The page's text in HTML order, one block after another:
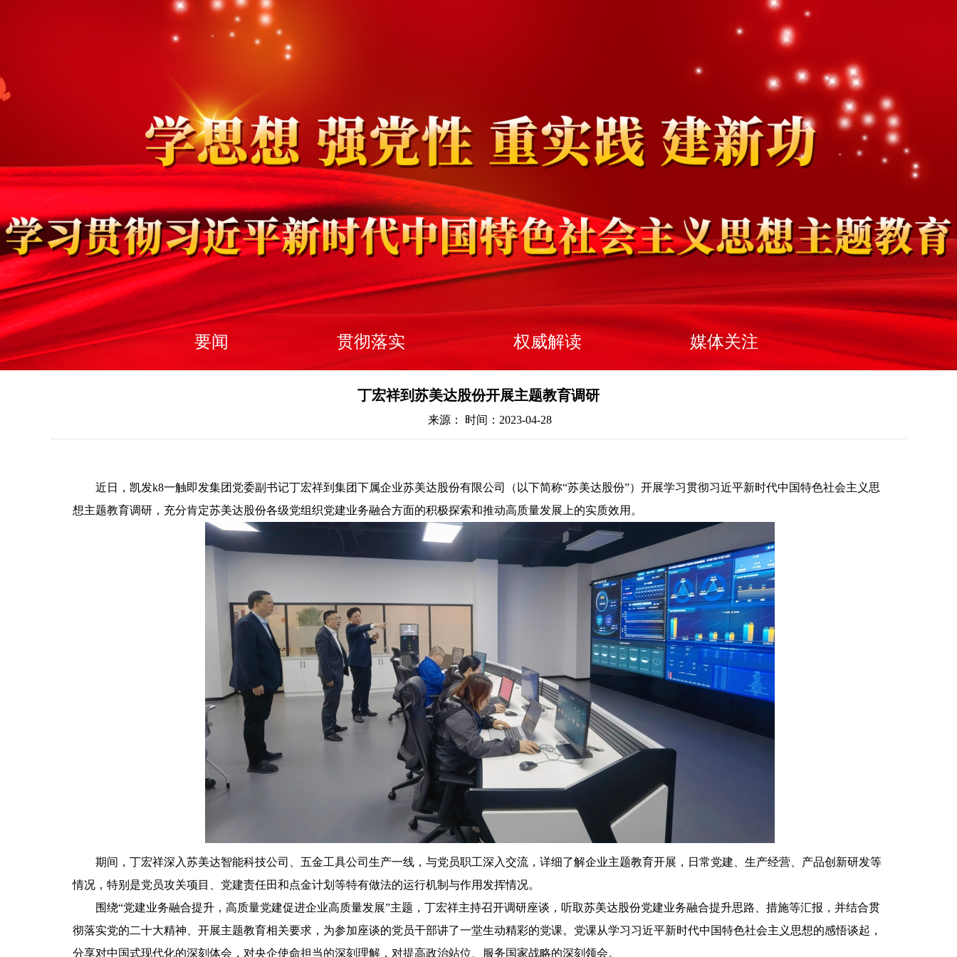
要闻 贯彻落实 权威解读 媒体关注
丁宏祥到苏美达股份开展主题教育调研
来源： 时间：2023-04-28
近日，凯发k8一触即发集团党委副书记丁宏祥到集团下属企业苏美达股份有限公司（以下简称“苏美达股份”）开展学习贯彻习近平新时代中国特色社会主义思
想主题教育调研，充分肯定苏美达股份各级党组织党建业务融合方面的积极探索和推动高质量发展上的实质效用。
期间，丁宏祥深入苏美达智能科技公司、五金工具公司生产一线，与党员职工深入交流，详细了解企业主题教育开展，日常党建、生产经营、产品创新研发等
情况，特别是党员攻关项目、党建责任田和点金计划等特有做法的运行机制与作用发挥情况。
 围绕“党建业务融合提升，高质量党建促进企业高质量发展”主题，丁宏祥主持召开调研座谈，听取苏美达股份党建业务融合提升思路、措施等汇报，并结合贯
彻落实党的二十大精神、开展主题教育相关要求，为参加座谈的党员干部讲了一堂生动精彩的党课。党课从学习习近平新时代中国特色社会主义思想的感悟谈起，
分享对中国式现代化的深刻体会，对央企使命担当的深刻理解，对提高政治站位、服务国家战略的深刻领会。